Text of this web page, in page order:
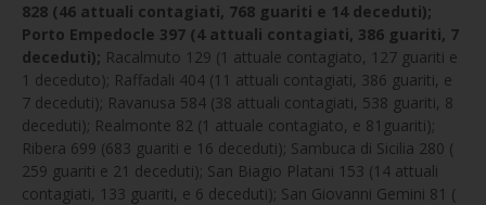
828 (46 attuali contagiati, 768 guariti e 14 deceduti);
Porto Empedocle 397 (4 attuali contagiati, 386 guariti, 7
deceduti); Racalmuto 129 (1 attuale contagiato, 127 guariti e
1 deceduto); Raffadali 404 (11 attuali contagiati, 386 guariti, e
7 deceduti); Ravanusa 584 (38 attuali contagiati, 538 guariti, 8
deceduti); Realmonte 82 (1 attuale contagiato, e 81guariti);
Ribera 699 (683 guariti e 16 deceduti); Sambuca di Sicilia 280 (
259 guariti e 21 deceduti); San Biagio Platani 153 (14 attuali
contagiati, 133 guariti, e 6 deceduti); San Giovanni Gemini 81 (